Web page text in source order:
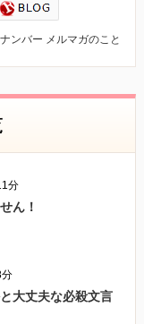
ンバー メルマガのこと
分
ん！
分
大丈夫な必殺文言